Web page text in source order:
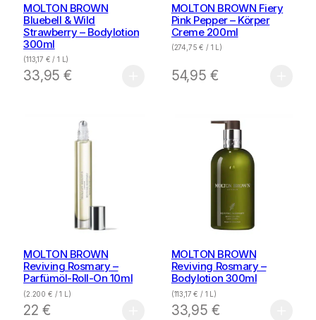
MOLTON BROWN
Bluebell & Wild
Strawberry – Bodylotion
300ml
(113,17 € / 1 L)
33,95€
MOLTON BROWN Fiery
Pink Pepper – Körper
Creme 200ml
(274,75€ / 1 L)
54,95 €
MOLTON BROWN
Reviving Rosmary –
Parfümöl-Roll-On 10ml
(2.200 € / 1 L)
22 €
MOLTON BROWN
Reviving Rosmary –
Bodylotion 300ml
(113,17€ / 1 L)
33,95 €